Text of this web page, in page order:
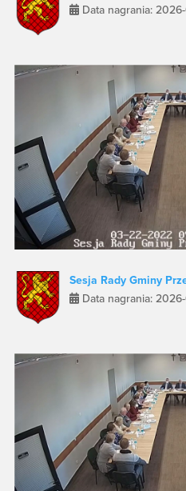
Data nagrania:
Sesja Rady Gminy
Data nagrania: